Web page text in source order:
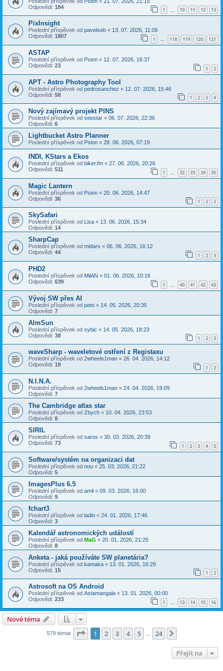
Odpovědi: 184 1 10 11 12 13
PixInsight
Poslední příspěvek od pavelseb « 13. 07. 2026, 11:06
Odpovědi: 1807 1 … 118 119 120 121
ASTAP
Poslední příspěvek od Psion « 12. 07. 2026, 16:37
Odpovědi: 23 1 2
APT - Astro Photography Tool
Poslední příspěvek od pedrosanchez « 12. 07. 2026, 15:46
Odpovědi: 58 1 2 3 4
Nový zajímavý projekt PINS
Poslední příspěvek od seestar « 06. 07. 2026, 22:36
Odpovědi: 6
Lightbucket Astro Planner
Poslední příspěvek od Psion « 28. 06. 2026, 07:19
INDI, KStars a Ekos
Poslední příspěvek od biker.fm « 27. 06. 2026, 20:26
Odpovědi: 511 1 … 32 33 34 35
Magic Lantern
Poslední příspěvek od Psion « 20. 06. 2026, 14:47
Odpovědi: 36 1 2 3
SkySafari
Poslední příspěvek od Lisa « 13. 06. 2026, 15:34
Odpovědi: 14
SharpCap
Poslední příspěvek od midars « 06. 06. 2026, 16:12
Odpovědi: 44 1 2 3
PHD2
Poslední příspěvek od MilAN « 01. 06. 2026, 10:16
Odpovědi: 639 1 … 40 41 42 43
Vývoj SW přes AI
Poslední příspěvek od peto « 14. 05. 2026, 20:35
Odpovědi: 7
AlmSun
Poslední příspěvek od sybic « 14. 05. 2026, 18:23
Odpovědi: 38 1 2 3
waveSharp - waveletové ostření z Registaxu
Poslední příspěvek od 2wheels1man « 26. 04. 2026, 14:12
Odpovědi: 19 1 2
N.I.N.A.
Poslední příspěvek od 2wheels1man « 24. 04. 2026, 19:09
Odpovědi: 7
The Cambridge atlas star
Poslední příspěvek od Zbych « 10. 04. 2026, 23:53
Odpovědi: 8
SIRIL
Poslední příspěvek od saros « 30. 03. 2026, 20:39
Odpovědi: 73 1 2 3 4 5
Software/systém na organizaci dat
Poslední příspěvek od nou « 25. 03. 2026, 21:22
Odpovědi: 5
ImagesPlus 6.5
Poslední příspěvek od amil « 09. 03. 2026, 16:00
Odpovědi: 9
fchart3
Poslední příspěvek od ladin « 24. 01. 2026, 17:46
Odpovědi: 3
Kalendář astronomických událostí
Poslední příspěvek od MaG « 20. 01. 2026, 21:25
Odpovědi: 8
Anketa - jaká používáte SW planetária?
Poslední příspěvek od kamaka « 13. 01. 2026, 16:29
Odpovědi: 15 1 2
Astrosoft na OS Android
Poslední příspěvek od Astamangala « 13. 01. 2026, 00:00
Odpovědi: 233 1 … 13 14 15 16
Nové téma
579 témat Stránka z 24
1 2 3 4 5 24
Přejít na